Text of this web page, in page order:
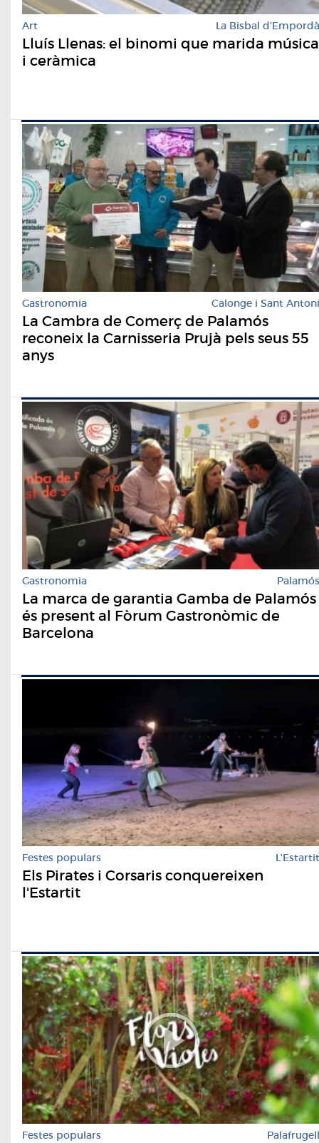
Art La Bisbal d'Empordà
Lluís Llenas: el binomi que marida música
i ceràmica
Gastronomia Calonge i Sant Antoni
La Cambra de Comerç de Palamós
reconeix la Carnisseria Prujà pels seus 55
anys
Gastronomia Palamós
La marca de garantia Gamba de Palamós
és present al Fòrum Gastronòmic de
Barcelona
Festes populars L'Estartit
Els Pirates i Corsaris conquereixen
l'Estartit
Festes populars Palafrugell